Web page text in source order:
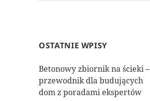
OSTATNIE WPISY
Betonowy zbiornik na ścieki –
przewodnik dla budujących
dom z poradami ekspertów